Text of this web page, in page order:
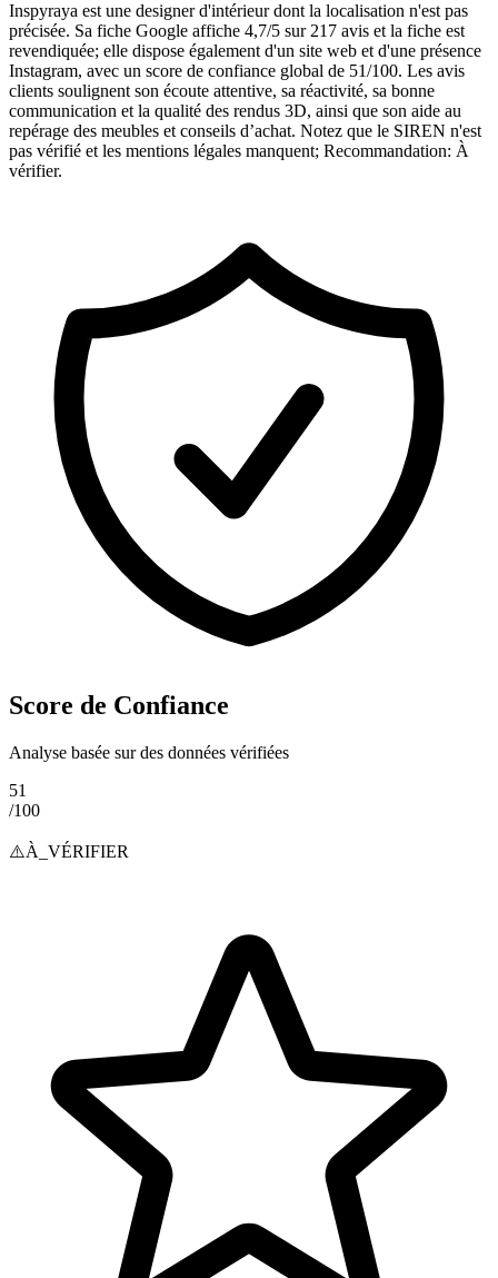
Inspyraya est une designer d'intérieur dont la localisation n'est pas
précisée. Sa fiche Google affiche 4,7/5 sur 217 avis et la fiche est
revendiquée; elle dispose également d'un site web et d'une présence
Instagram, avec un score de confiance global de 51/100. Les avis
clients soulignent son écoute attentive, sa réactivité, sa bonne
communication et la qualité des rendus 3D, ainsi que son aide au
repérage des meubles et conseils d’achat. Notez que le SIREN n'est
pas vérifié et les mentions légales manquent; Recommandation: À
vérifier.
Score de Confiance
Analyse basée sur des données vérifiées
51
/100
⚠️À_VÉRIFIER